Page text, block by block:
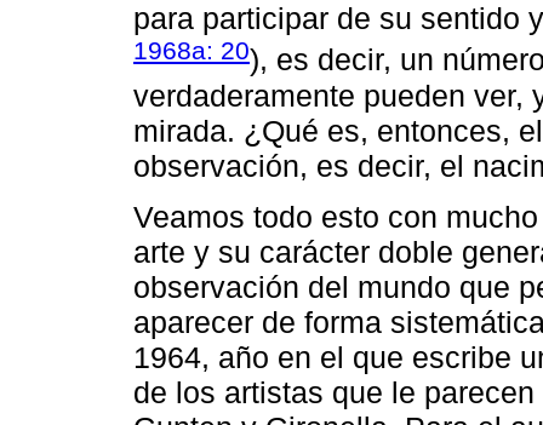
para participar de su sentido
1968a: 20), es decir, un
verdaderamente pueden ver,
mirada. ¿Qué es, entonces,
observación, es decir, el
Veamos todo esto con
arte y su carácter doble
observación del mundo que
aparecer de forma
1964, año en el que escribe
de los artistas que le